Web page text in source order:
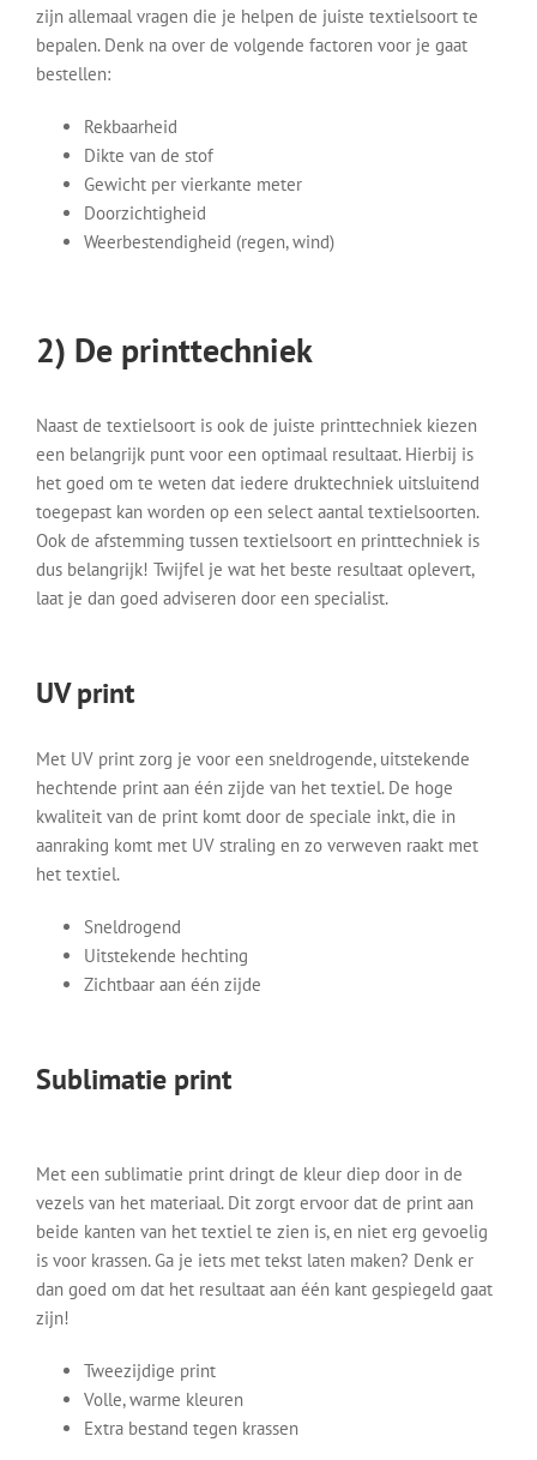
zijn allemaal vragen die je helpen de juiste textielsoort te
bepalen. Denk na over de volgende factoren voor je gaat
bestellen:
Rekbaarheid
Dikte van de stof
Gewicht per vierkante meter
Doorzichtigheid
Weerbestendigheid (regen, wind)
2) De printtechniek
Naast de textielsoort is ook de juiste printtechniek kiezen
een belangrijk punt voor een optimaal resultaat. Hierbij is
het goed om te weten dat iedere druktechniek uitsluitend
toegepast kan worden op een select aantal textielsoorten.
Ook de afstemming tussen textielsoort en printtechniek is
dus belangrijk! Twijfel je wat het beste resultaat oplevert,
laat je dan goed adviseren door een specialist.
UV print
Met UV print zorg je voor een sneldrogende, uitstekende
hechtende print aan één zijde van het textiel. De hoge
kwaliteit van de print komt door de speciale inkt, die in
aanraking komt met UV straling en zo verweven raakt met
het textiel.
Sneldrogend
Uitstekende hechting
Zichtbaar aan één zijde
Sublimatie print
Met een sublimatie print dringt de kleur diep door in de
vezels van het materiaal. Dit zorgt ervoor dat de print aan
beide kanten van het textiel te zien is, en niet erg gevoelig
is voor krassen. Ga je iets met tekst laten maken? Denk er
dan goed om dat het resultaat aan één kant gespiegeld gaat
zijn!
Tweezijdige print
Volle, warme kleuren
Extra bestand tegen krassen